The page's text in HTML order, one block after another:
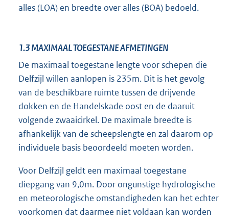
alles (LOA) en breedte over alles (BOA) bedoeld.
1.3MAXIMAAL TOEGESTANE AFMETINGEN
De maximaal toegestane lengte voor schepen die
Delfzijl willen aanlopen is 235m. Dit is het gevolg
van de beschikbare ruimte tussen de drijvende
dokken en de Handelskade oost en de daaruit
volgende zwaaicirkel. De maximale breedte is
afhankelijk van de scheepslengte en zal daarom op
individuele basis beoordeeld moeten worden.
Voor Delfzijl geldt een maximaal toegestane
diepgang van 9,0m. Door ongunstige hydrologische
en meteorologische omstandigheden kan het echter
voorkomen dat daarmee niet voldaan kan worden